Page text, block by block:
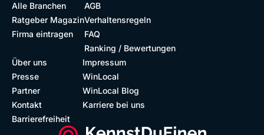
Alle Branchen
Ratgeber Magazin
Firma eintragen
AGB
Verhaltensregeln
FAQ
Ranking / Bewertungen
Über uns
Presse
Partner
Kontakt
Barrierefreiheit
Impressum
WinLocal
WinLocal Blog
Karriere bei uns